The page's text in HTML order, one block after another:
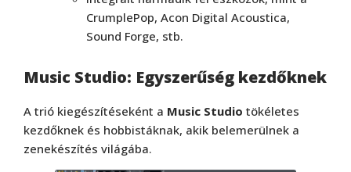
CrumplePop, Acon Digital Acoustica,
Sound Forge, stb.
Music Studio: Egyszerűség kezdőknek
A trió kiegészítéseként a Music Studio tökéletes
kezdőknek és hobbistáknak, akik belemerülnek a
zenekészítés világába.